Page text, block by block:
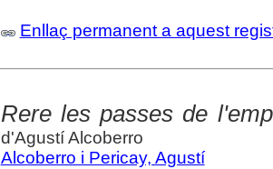
Enllaç permanent a aquest
Rere les passes de
d'Agustí Alcoberro
Alcoberro i Pericay, Agustí